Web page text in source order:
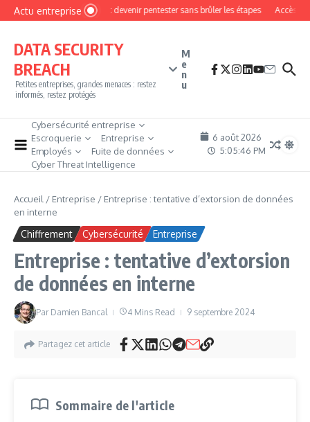
Aller au contenu
Actu entrepriseComment devenir pentester sans brûler les étapes Accès
DATA SECURITY
BREACH
Petites entreprises, grandes menaces : restez
informés, restez protégés
M
e
n
u
Cybersécurité entreprise
Escroquerie
Entreprise
Employés
Fuite de données
Cyber Threat Intelligence
6 août 2026
5:05:48 PM
Accueil / Entreprise / Entreprise : tentative d’extorsion de données
en interne
Chiffrement Cybersécurité Entreprise
Entreprise : tentative d’extorsion
de données en interne
Par Damien Bancal 4 Mins Read 9 septembre 2024
Partagez cet article
Sommaire de l'article